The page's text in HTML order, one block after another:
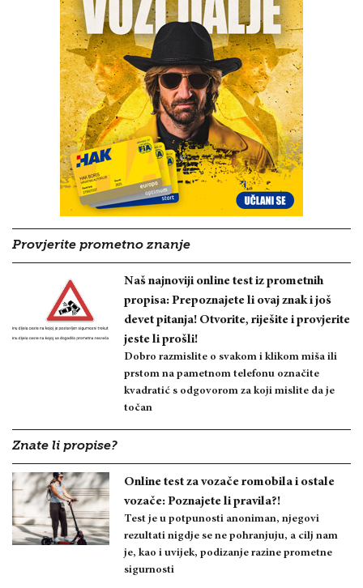
Provjerite prometno znanje
Naš najnoviji online test iz prometnih
propisa: Prepoznajete li ovaj znak i još
devet pitanja! Otvorite, riješite i provjerite
jeste li prošli!
Dobro razmislite o svakom i klikom miša ili
prstom na pametnom telefonu označite
kvadratić s odgovorom za koji mislite da je
točan
Znate li propise?
Online test za vozače romobila i ostale
vozače: Poznajete li pravila?!
Test je u potpunosti anoniman, njegovi
rezultati nigdje se ne pohranjuju, a cilj nam
je, kao i uvijek, podizanje razine prometne
sigurnosti